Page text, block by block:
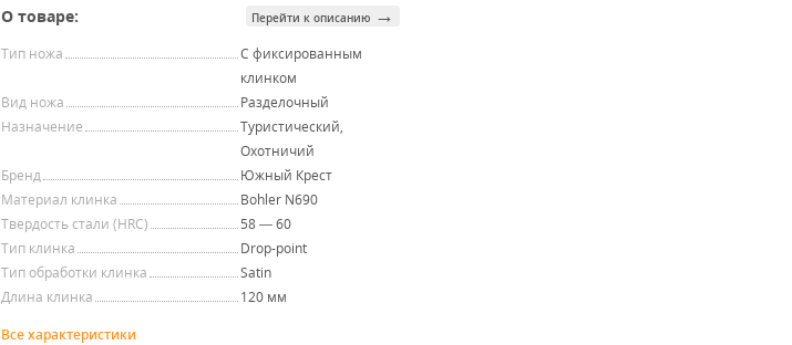
О товаре: Перейти к описанию →
Тип ножа
С фиксированным
клинком
Вид ножа
Разделочный
Назначение
Туристический,
Охотничий
Бренд
Южный Крест
Материал клинка
Bohler N690
Твердость стали (HRC)
58 — 60
Тип клинка
Drop-point
Тип обработки клинка
Satin
Длина клинка
120 мм
Все характеристики